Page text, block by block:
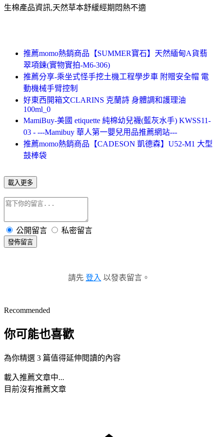
生棉產品資訊,天然草本舒緩經期悶熱不適
推薦momo熱銷商品【SUMMER寶石】天然緬甸A貨翡
翠項鍊(實物實拍-M6-306)
推薦分享-乘坐式怪手挖土機工程學步車 附贈安全帽 電
動機械手臂控制
好東西開箱文CLARINS 克蘭詩 身體調和護理油
100ml_0
MamiBuy-美國 etiquette 純棉幼兒襪(藍灰水手) KWSS11-
03 - ---Mamibuy 華人第一嬰兒用品推薦網站---
推薦momo熱銷商品【CADESON 凱德森】U52-M1 大型
鼓棒袋
載入更多
公開留言 私密留言
發佈留言
請先 登入 以發表留言。
Recommended
你可能也喜歡
為你精選 3 篇值得延伸閱讀的內容
載入推薦文章中...
目前沒有推薦文章